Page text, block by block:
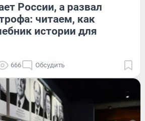
России, а развал
читаем, как
истории для
666 Обсудить